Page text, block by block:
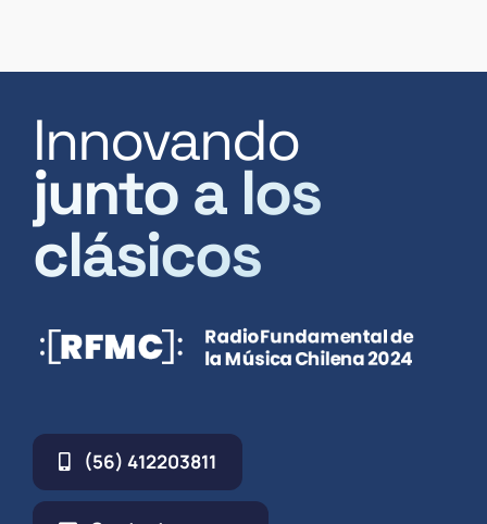
Innovando
junto a los
clásicos
(56) 412203811